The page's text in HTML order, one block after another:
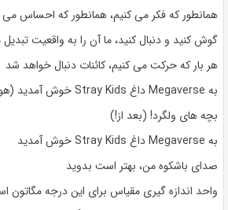
همانطور که فکر می کنیم، همانطور که احساس می
گوش کنید و دنبال کنید، ما آن را به واقعیت
هر بار که حرکت می کنیم، کائنات دنبال خواهد شد
به Megaverse داغ Stray Kids خوش آمدید (هو!)
بچه های ولگرد! (بعد از!)
به Megaverse داغ Stray Kids خوش آمدید
صدای باشکوه من، بهتر است بدوید
واحد اندازه گیری مقیاس برای این درجه مگاتون